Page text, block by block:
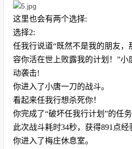
这里也会有两个选择:
选择2:
任我行说道“既然不是我的朋友，
容你活在世上败露我的计划！”小
动袭击!
你进入了小唐一刀的战斗。
看起来任我行想杀死你！
你完成了“破坏任我行计划”的任务
此次战斗耗时34秒，获得891点经
你进入了梅庄休息室。